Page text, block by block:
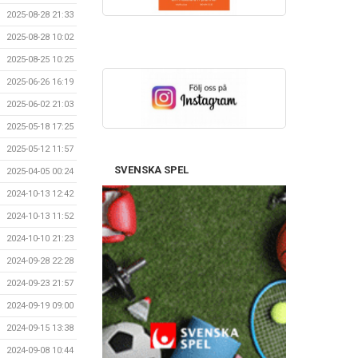
2025-08-28 21:33
2025-08-28 10:02
2025-08-25 10:25
2025-06-26 16:19
2025-06-02 21:03
2025-05-18 17:25
2025-05-12 11:57
2025-04-05 00:24
2024-10-13 12:42
2024-10-13 11:52
2024-10-10 21:23
2024-09-28 22:28
2024-09-23 21:57
2024-09-19 09:00
2024-09-15 13:38
2024-09-08 10:44
SVENSKA SPEL